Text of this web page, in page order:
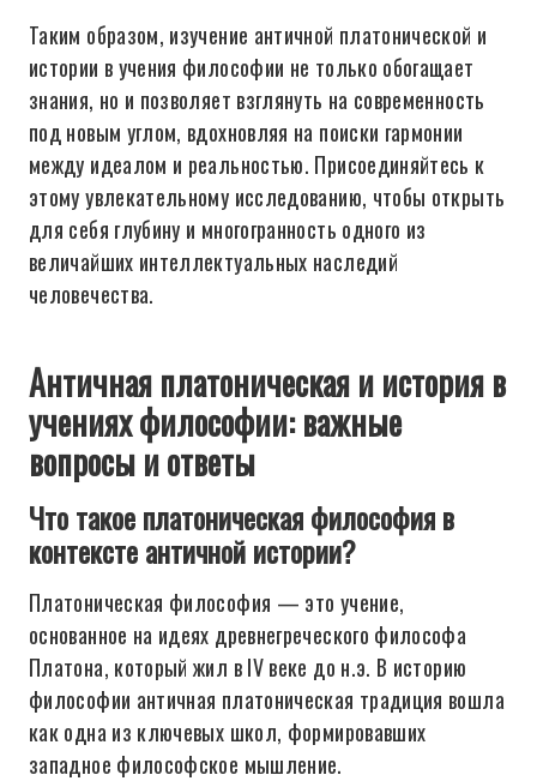
Таким образом, изучение античной платонической и
истории в учения философии не только обогащает
знания, но и позволяет взглянуть на современность
под новым углом, вдохновляя на поиски гармонии
между идеалом и реальностью. Присоединяйтесь к
этому увлекательному исследованию, чтобы открыть
для себя глубину и многогранность одного из
величайших интеллектуальных наследий
человечества.
Античная платоническая и история в
учениях философии: важные
вопросы и ответы
Что такое платоническая философия в
контексте античной истории?
Платоническая философия — это учение,
основанное на идеях древнегреческого философа
Платона, который жил в IV веке до н.э. В историю
философии античная платоническая традиция вошла
как одна из ключевых школ, формировавших
западное философское мышление.